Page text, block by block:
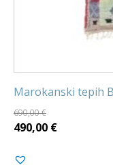
Marokanski tepih
690,00€
Izvorna
bila
490,00 €Trenutna